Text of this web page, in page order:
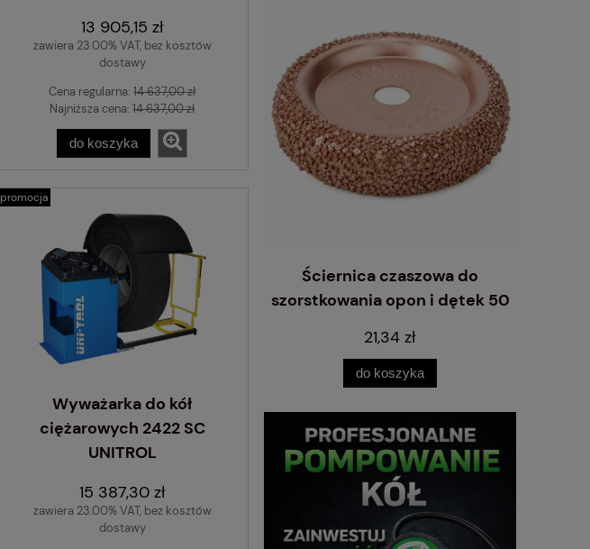
13 905,15 zł
zawiera 23.00% VAT, bez kosztów
dostawy
Cena regularna:14 637,00 zł
Najniższa cena:14 637,00 zł
do koszyka
Wyważarka do kół
ciężarowych 2422 SC
UNITROL
15 387,30 zł
zawiera 23.00% VAT, bez kosztów
dostawy
promocja
Ciężarki nabijane do felg
ciężarowych Pb 250g TYP530
HOFMANN - 10 sztuk
89,40 zł
Ściernica czaszowa do
szorstkowania opon i dętek 50
21,34 zł
do koszyka